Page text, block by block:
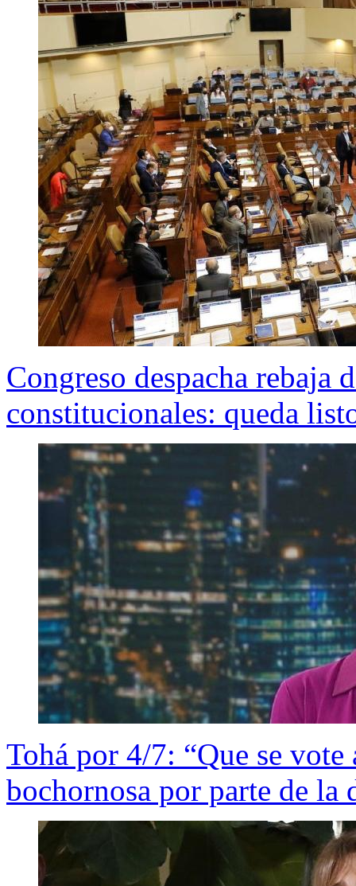
Congreso despacha rebaja
constitucionales: queda
Tohá por 4/7: “Que se
bochornosa por parte de la